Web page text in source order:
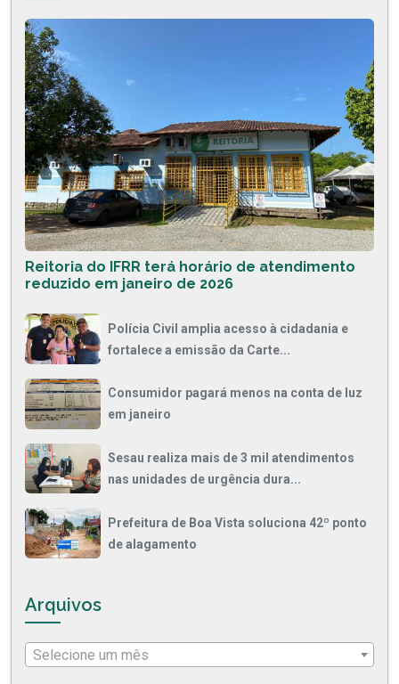
Reitoria do IFRR terá horário de atendimento
reduzido em janeiro de 2026
Polícia Civil amplia acesso à cidadania e
fortalece a emissão da Carte...
Consumidor pagará menos na conta de luz
em janeiro
Sesau realiza mais de 3 mil atendimentos
nas unidades de urgência dura...
Prefeitura de Boa Vista soluciona 42º ponto
de alagamento
Arquivos
Selecione um mês